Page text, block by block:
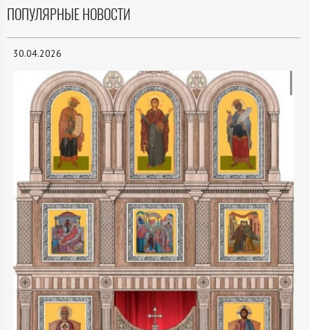
ПОПУЛЯРНЫЕ НОВОСТИ
30.04.2026